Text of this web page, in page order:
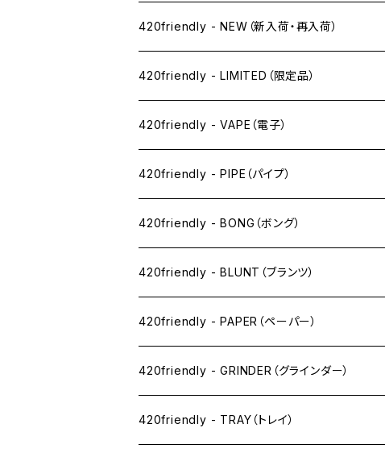
420friendly - NEW（新入荷・再入荷）
420friendly - LIMITED（限定品）
420friendly - VAPE（電子）
ペン下
ニコパフ系
ドライ系
ワックス系
420friendly - PIPE（パイプ）
420friendly - BONG（ボング）
420friendly - BLUNT（ブランツ）
420friendly - PAPER（ペーパー）
SW(シングルワイド）サイズ
1 1/4サイズ
420friendly - GRINDER（グラインダー）
420friendly - TRAY（トレイ）